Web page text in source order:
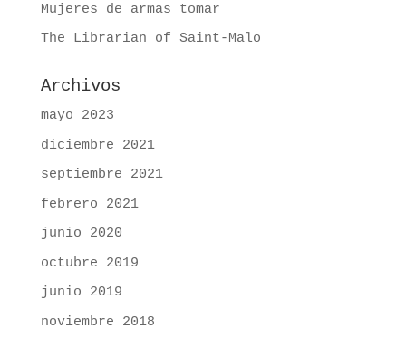
Mujeres de armas tomar
The Librarian of Saint-Malo
Archivos
mayo 2023
diciembre 2021
septiembre 2021
febrero 2021
junio 2020
octubre 2019
junio 2019
noviembre 2018